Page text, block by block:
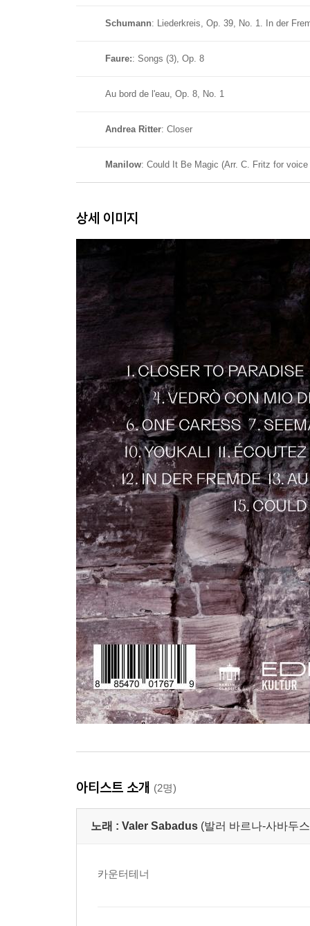
Schumann: Liederkreis, Op. 39, No. 1. In der
Faure:: Songs (3), Op. 8
Au bord de l'eau, Op. 8, No. 1
Andrea Ritter: Closer
Manilow: Could It Be Magic (Arr. C. Fritz for
상세 이미지
아티스트 소개 (2명)
노래 : Valer Sabadus (발러 바르나-사바두
카운터테너